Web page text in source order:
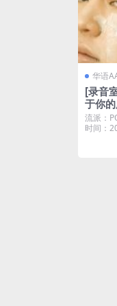
华语
[录音
于你
Plus
流派：
时间：